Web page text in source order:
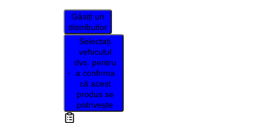
Găsiți un
distribuitor
Selectați
vehiculul
dvs. pentru
a confirma
că acest
produs se
potrivește